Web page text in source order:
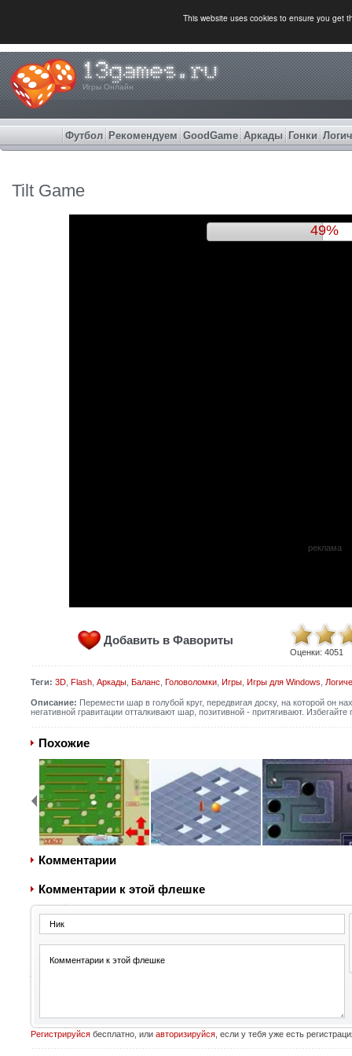
This website uses cookies to ensure you get
Игры Онлайн
Футбол Рекомендуем GoodGame Аркады Гонки
Tilt Game
53%
реклама
Добавить в Фавориты
Оценки: 4051
Теги: 3D, Flash, Аркады, Баланс Головоломки, Игры, Игры для Windows
Описание: Перемести шар в голубой круг, передвигая доску, на которой он
негативной гравитации отталкивают шар, позитивной - притягивают.
Похожие
Комментарии
Комментарии к этой флешке
Регистрируйсябесплатно, или авторизируйся, если у тебя уже есть